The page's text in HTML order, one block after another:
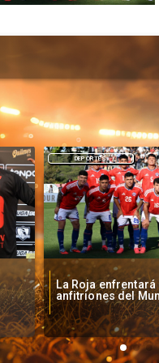
La Roja enfrentará a los
anfitriones del Mundial 2026
DEPORTES